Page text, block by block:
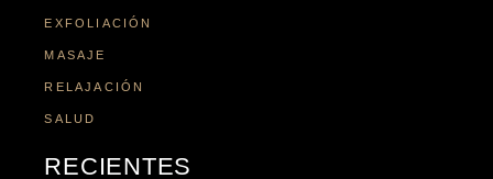
EXFOLIACIÓN
MASAJE
RELAJACIÓN
SALUD
RECIENTES